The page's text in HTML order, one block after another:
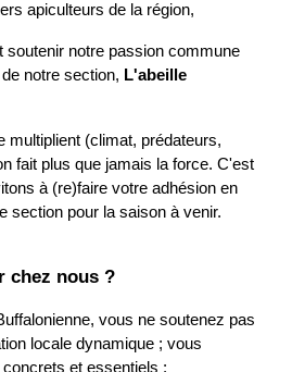
apiculteurs de la région,
soutenir notre passion commune
notre section, L'abeille
multiplient (climat, prédateurs,
fait plus que jamais la force. C'est
à (re)faire votre adhésion en
section pour la saison à venir.
chez nous ?
vous ne soutenez pas
locale dynamique ; vous
et essentiels :